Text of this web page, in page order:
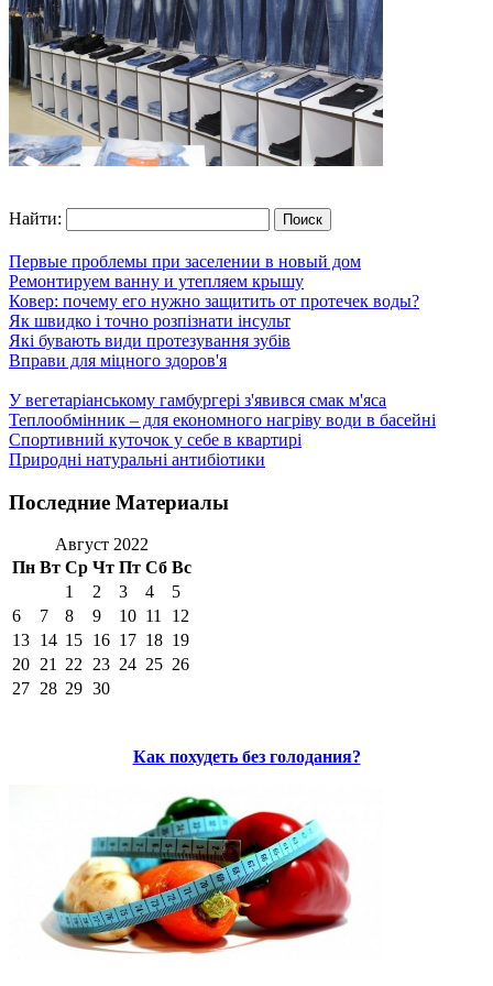
Найти:
Первые проблемы при заселении в новый дом
Ремонтируем ванну и утепляем крышу
Ковер: почему его нужно защитить от протечек воды?
Як швидко і точно розпізнати інсульт
Які бувають види протезування зубів
Вправи для міцного здоров'я
У вегетаріанському гамбургері з'явився смак м'яса
Теплообмінник – для економного нагріву води в басейні
Спортивний куточок у себе в квартирі
Природні натуральні антибіотики
Последние Материалы
Август 2022
Пн Вт Ср Чт Пт Сб Вс
1
2 3 4
5
6
7 8 9 10 11
12
13 14 15 16 17 18 19
20 21 22 23 24 25 26
27 28 29 30
Как похудеть без голодания?